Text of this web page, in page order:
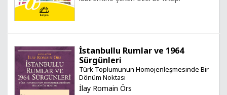
İstanbullu Rumlar ve 1964
Sürgünleri
Türk Toplumunun Homojenleşmesinde Bir
Dönüm Noktası
İlay Romain Örs